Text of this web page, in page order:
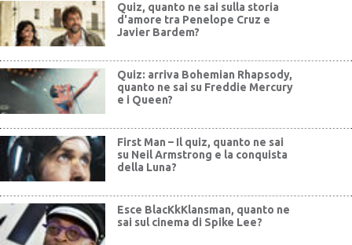
Quiz, quanto ne sai sulla storia
d'amore tra Penelope Cruz e
Javier Bardem?
Quiz: arriva Bohemian Rhapsody,
quanto ne sai su Freddie Mercury
e i Queen?
First Man – Il quiz, quanto ne sai
su Neil Armstrong e la conquista
della Luna?
Esce BlacKkKlansman, quanto ne
sai sul cinema di Spike Lee?